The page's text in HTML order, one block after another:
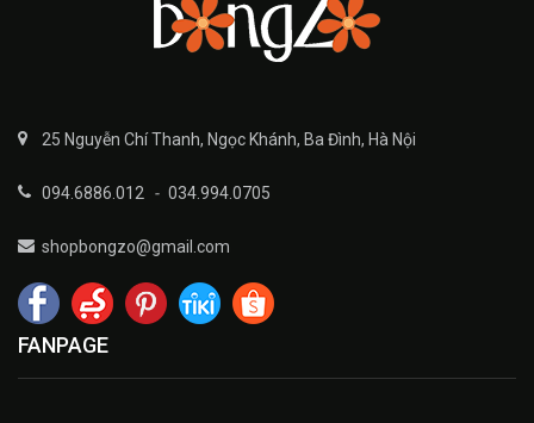
25 Nguyễn Chí Thanh, Ngọc Khánh, Ba Đình, Hà Nội
094.6886.012 - 034.994.0705
shopbongzo@gmail.com
FANPAGE